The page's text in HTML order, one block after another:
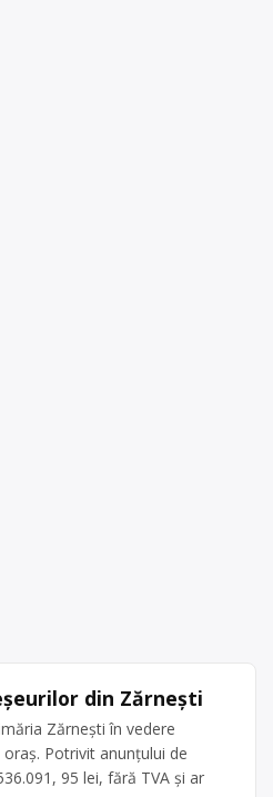
din Zărnești
Zărnești în vedere
Potrivit anunțului de
95 lei, fără TVA și ar